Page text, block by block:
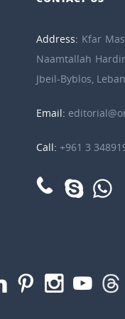
Address: Kfar
Naamtallah
Jbeil-Byblos,
Email:
Call:+961 3